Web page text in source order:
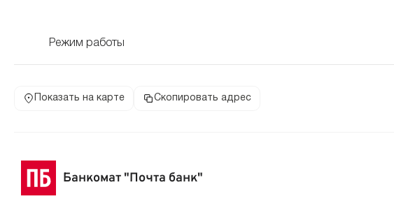
Режим работы
Показать на карте Скопировать адрес
Банкомат "Почта банк"